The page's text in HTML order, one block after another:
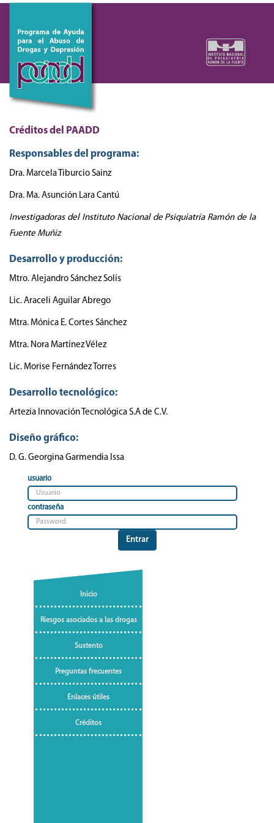
Créditos del PAADD
Responsables del programa:
Dra. Marcela Tiburcio Sainz
Dra. Ma. Asunción Lara Cantú
Investigadoras del Instituto Nacional de Psiquiatría Ramón de la
Fuente Muñiz
Desarrollo y producción:
Mtro. Alejandro Sánchez Solís
Lic. Araceli Aguilar Abrego
Mtra. Mónica E. Cortes Sánchez
Mtra. Nora Martínez Vélez
Lic. Morise Fernández Torres
Desarrollo tecnológico:
Artezia Innovación Tecnológica S.A de C.V.
Diseño gráfico:
D. G. Georgina Garmendia Issa
usuario
contraseña
Entrar
Inicio
Riesgos asociados a las drogas
Sustento
Preguntas frecuentes
Enlaces útiles
Créditos